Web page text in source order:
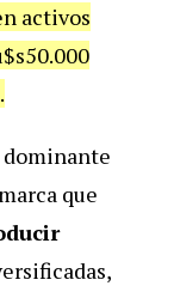
activos
dominante
que